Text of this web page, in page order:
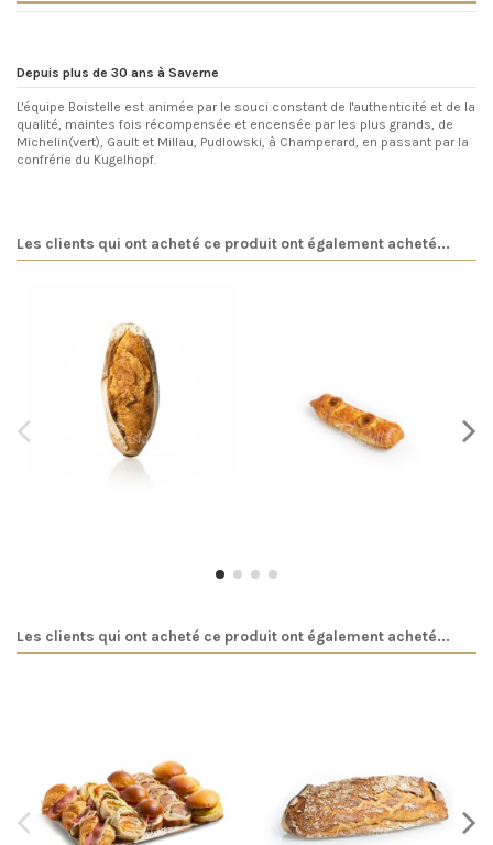
Depuis plus de 30 ans à Saverne
L'équipe Boistelle est animée par le souci constant de l'authenticité et de la
qualité, maintes fois récompensée et encensée par les plus grands, de
Michelin(vert), Gault et Millau, Pudlowski, à Champerard, en passant par la
confrérie du Kugelhopf.
Les clients qui ont acheté ce produit ont également acheté...
Pain de campagne BIO
2,80 €
Les clients qui ont acheté ce produit ont également acheté...
22,00 €
2,25 €